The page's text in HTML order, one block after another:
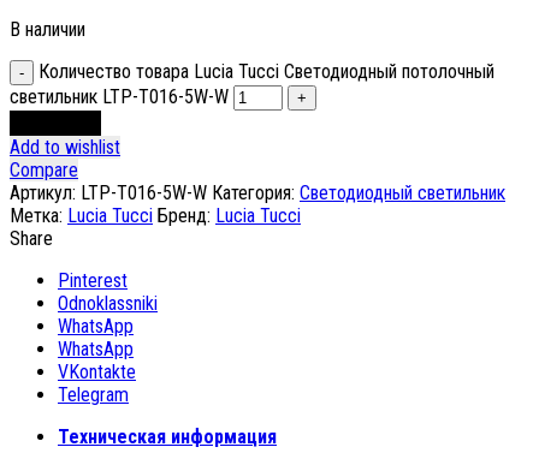
В наличии
Количество товара Lucia Tucci Светодиодный потолочный
светильник LTP-T016-5W-W
Add to wishlist
Compare
Артикул: LTP-T016-5W-W Категория: Светодиодный светильник
Метка: Lucia Tucci Бренд: Lucia Tucci
Share
Pinterest
Odnoklassniki
WhatsApp
WhatsApp
VKontakte
Telegram
Техническая информация